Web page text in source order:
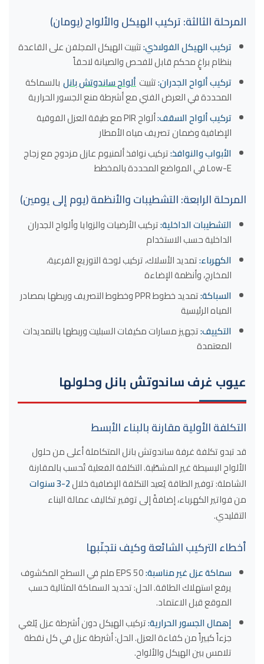
المرحلة الثالثة: تركيب الهيكل والألواح (يومان)
تركيب الهيكل الفولاذي:تثبيت الهيكل المجلفن على القاعدة
بنظام براغٍ محكم قابل للفحص والصيانة لاحقاً
تركيب ألواح الجدران:تثبيتألواح ساندوتش بانل بالسماكة
المحددة في العرض الفني مع أشرطة منع الجسور الحرارية
تركيب ألواح السقف:
ألواح PIR مع طبقة العزل الفوقية
الإضافية وضمان تصريف مياه الأمطار
الأبواب والنوافذ:تركيب نوافذ ألمنيوم عازل مزدوج مع زجاج
Low-E في المواضع المحددة بالمخطط
المرحلة الرابعة: التشطيبات والأنظمة (يوم إلى يومين)
التشطيبات الداخلية:تركيب الأرضيات والزوايا وألواح الجدران
الداخلية حسب الاستخدام
الكهرباء:تمديد الأسلاك، تركيب لوحة التوزيع الفرعية،
المخارج، وأنظمة الإضاءة
السباكة:
تمديد خطوط PPR وخطوط التصريف وربطها بمصادر
المياه الرئيسية
التكييف:تجهيز مسارات مكيفات السبليت وربطها بالتمديدات
المعتمدة
عيوب غرف ساندوتش بانل وحلولها
التكلفة الأولية مقارنة بالبناء الأبسط
قد تبدو تكلفة غرفة ساندوتش بانل المتكاملة أعلى من حلول
الألواح البسيطة غير المشطّبة. التكلفة الفعلية تُحسب بالمقارنة
الشاملة: توفير الطاقة يُعيد التكلفة الإضافية خلال2-3 سنوات
من فواتير الكهرباء، إضافةً إلى توفير تكاليف عمالة البناء
التقليدي.
أخطاء التركيب الشائعة وكيف نتجنّبها
سماكة عزل غير مناسبة:
EPS 50 ملم في السطح المكشوف
يرفع استهلاك الطاقة. الحل: تحديد السماكة المثالية حسب
الموقع قبل الاعتماد.
إهمال الجسور الحرارية:تركيب الهيكل دون أشرطة عزل يُلغي
جزءاً كبيراً من كفاءة العزل. الحل: أشرطة عزل في كل نقطة
تلامس بين الهيكل والألواح.